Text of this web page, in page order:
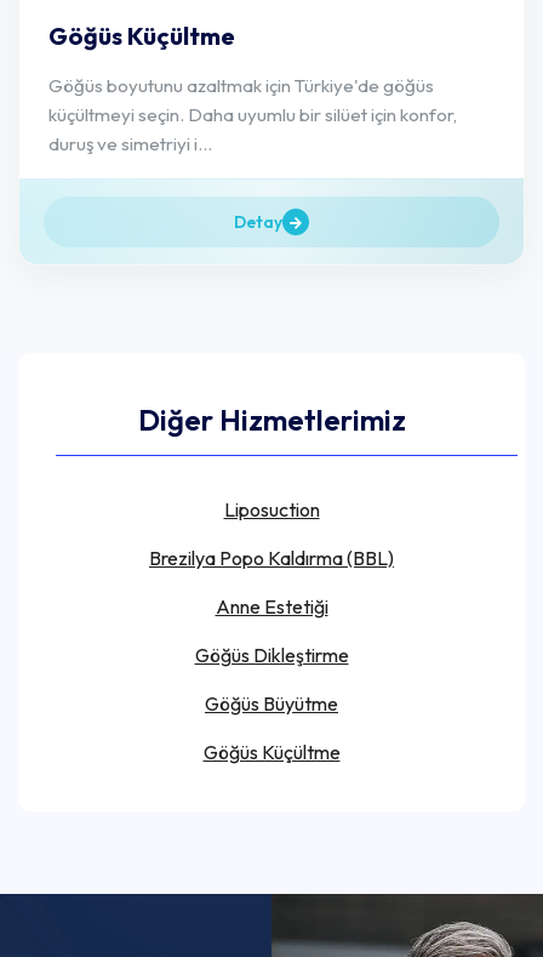
Göğüs Küçültme
Göğüs boyutunu azaltmak için Türkiye'de göğüs
küçültmeyi seçin. Daha uyumlu bir silüet için konfor,
duruş ve simetriyi i...
Detay
Diğer Hizmetlerimiz
Liposuction
Brezilya Popo Kaldırma (BBL)
Anne Estetiği
Göğüs Dikleştirme
Göğüs Büyütme
Göğüs Küçültme